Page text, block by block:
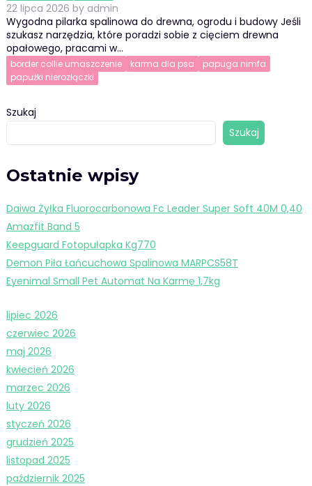
22 lipca 2026 by admin
Wygodna pilarka spalinowa do drewna, ogrodu i budowy Jeśli
szukasz narzędzia, które poradzi sobie z cięciem drewna
opałowego, pracami w…
border collie umaszczenie karma dla psa
papuga nimfa
papużki nierozłączki
Szukaj
Szukaj
Ostatnie wpisy
Daiwa Żyłka Fluorocarbonowa Fc Leader Super Soft 40M 0,40
Amazfit Band 5
Keepguard Fotopułapka Kg770
Demon Piła Łańcuchowa Spalinowa MARPCS58T
Eyenimal Small Pet Automat Na Karmę 1,7kg
lipiec 2026
czerwiec 2026
maj 2026
kwiecień 2026
marzec 2026
luty 2026
styczeń 2026
grudzień 2025
listopad 2025
październik 2025